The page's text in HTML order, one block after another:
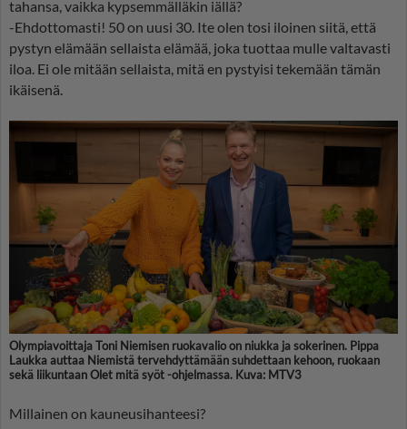
tahansa, vaikka kypsemmälläkin iällä?
-Ehdottomasti! 50 on uusi 30. Ite olen tosi iloinen siitä, että
pystyn elämään sellaista elämää, joka tuottaa mulle valtavasti
iloa. Ei ole mitään sellaista, mitä en pystyisi tekemään tämän
ikäisenä.
Olympiavoittaja Toni Niemisen ruokavalio on niukka ja sokerinen. Pippa
Laukka auttaa Niemistä tervehdyttämään suhdettaan kehoon, ruokaan
sekä liikuntaan Olet mitä syöt -ohjelmassa. Kuva: MTV3
Millainen on kauneusihanteesi?